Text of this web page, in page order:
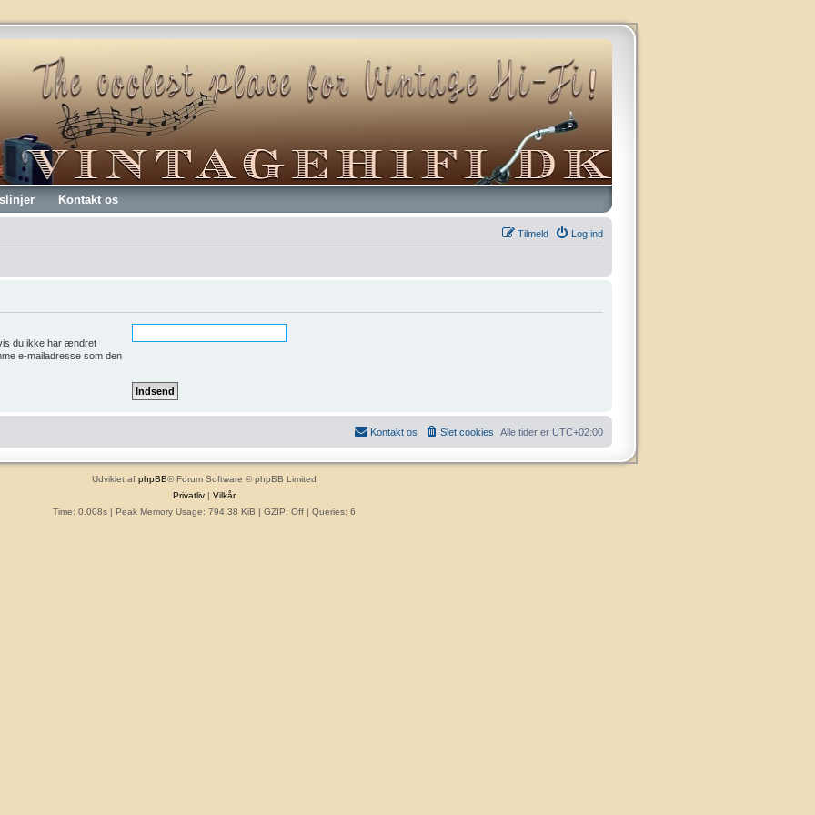
Kontakt os
Log ind
Tilmeld
du ikke har ændret
e-mailadresse som den
Alle tider er UTC+02:00
Slet cookies
Kontakt os
Udviklet af phpBB® Forum Software © phpBB Limited
Privatliv| Vilkår
Time: 0.008s| Peak Memory Usage: 794.38 KiB | GZIP: Off | Queries: 6